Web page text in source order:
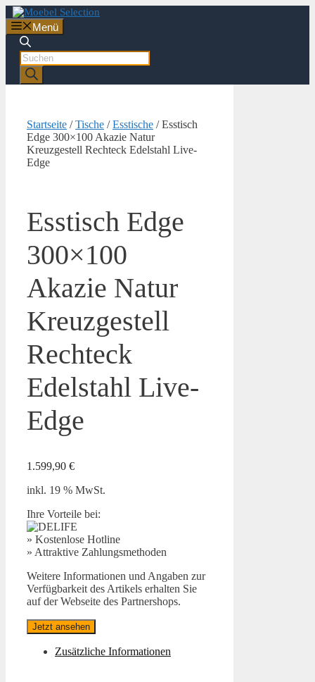
Zum
Inhalt
springen
Menü
Products
search
Startseite /Tische /Esstische / Esstisch
Edge 300×100 Akazie Natur
Kreuzgestell Rechteck Edelstahl Live-
Edge
Esstisch Edge
300×100
Akazie Natur
Kreuzgestell
Rechteck
Edelstahl Live-
Edge
1.599,90 €
inkl. 19 % MwSt.
Ihre Vorteile bei:
» Kostenlose Hotline
» Attraktive Zahlungsmethoden
Weitere Informationen und Angaben zur
Verfügbarkeit des Artikels erhalten Sie
auf der Webseite des Partnershops.
Jetzt ansehen
Zusätzliche Informationen